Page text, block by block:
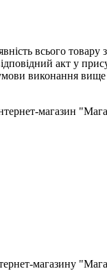
всього
акт у
виконання
магазин
магазину